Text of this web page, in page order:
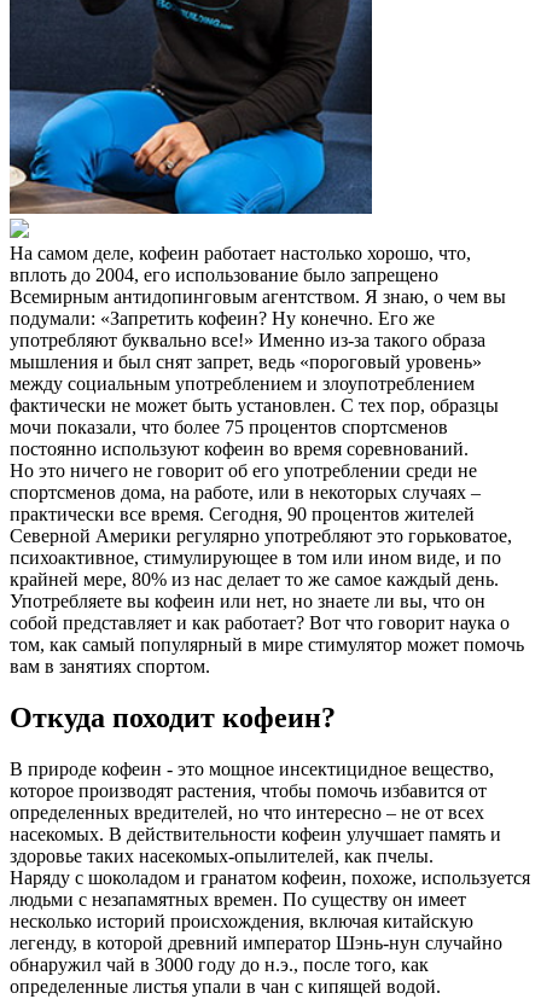
На самом деле, кофеин работает настолько хорошо, что,
вплоть до 2004, его использование было запрещено
Всемирным антидопинговым агентством. Я знаю, о чем вы
подумали: «Запретить кофеин? Ну конечно. Его же
употребляют буквально все!» Именно из-за такого образа
мышления и был снят запрет, ведь «пороговый уровень»
между социальным употреблением и злоупотреблением
фактически не может быть установлен. С тех пор, образцы
мочи показали, что более 75 процентов спортсменов
постоянно используют кофеин во время соревнований.
Но это ничего не говорит об его употреблении среди не
спортсменов дома, на работе, или в некоторых случаях –
практически все время. Сегодня, 90 процентов жителей
Северной Америки регулярно употребляют это горьковатое,
психоактивное, стимулирующее в том или ином виде, и по
крайней мере, 80% из нас делает то же самое каждый день.
Употребляете вы кофеин или нет, но знаете ли вы, что он
собой представляет и как работает? Вот что говорит наука о
том, как самый популярный в мире стимулятор может помочь
вам в занятиях спортом.
Откуда походит кофеин?
В природе кофеин - это мощное инсектицидное вещество,
которое производят растения, чтобы помочь избавится от
определенных вредителей, но что интересно – не от всех
насекомых. В действительности кофеин улучшает память и
здоровье таких насекомых-опылителей, как пчелы.
Наряду с шоколадом и гранатом кофеин, похоже, используется
людьми с незапамятных времен. По существу он имеет
несколько историй происхождения, включая китайскую
легенду, в которой древний император Шэнь-нун случайно
обнаружил чай в 3000 году до н.э., после того, как
определенные листья упали в чан с кипящей водой.